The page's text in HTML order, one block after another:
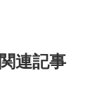
関連記事